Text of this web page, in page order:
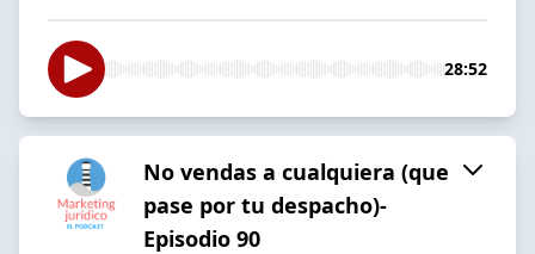
28:52
No vendas a cualquiera (que
pase por tu despacho)-
Episodio 90